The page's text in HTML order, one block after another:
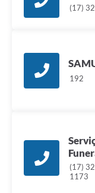
(17)
192
(17)
1173